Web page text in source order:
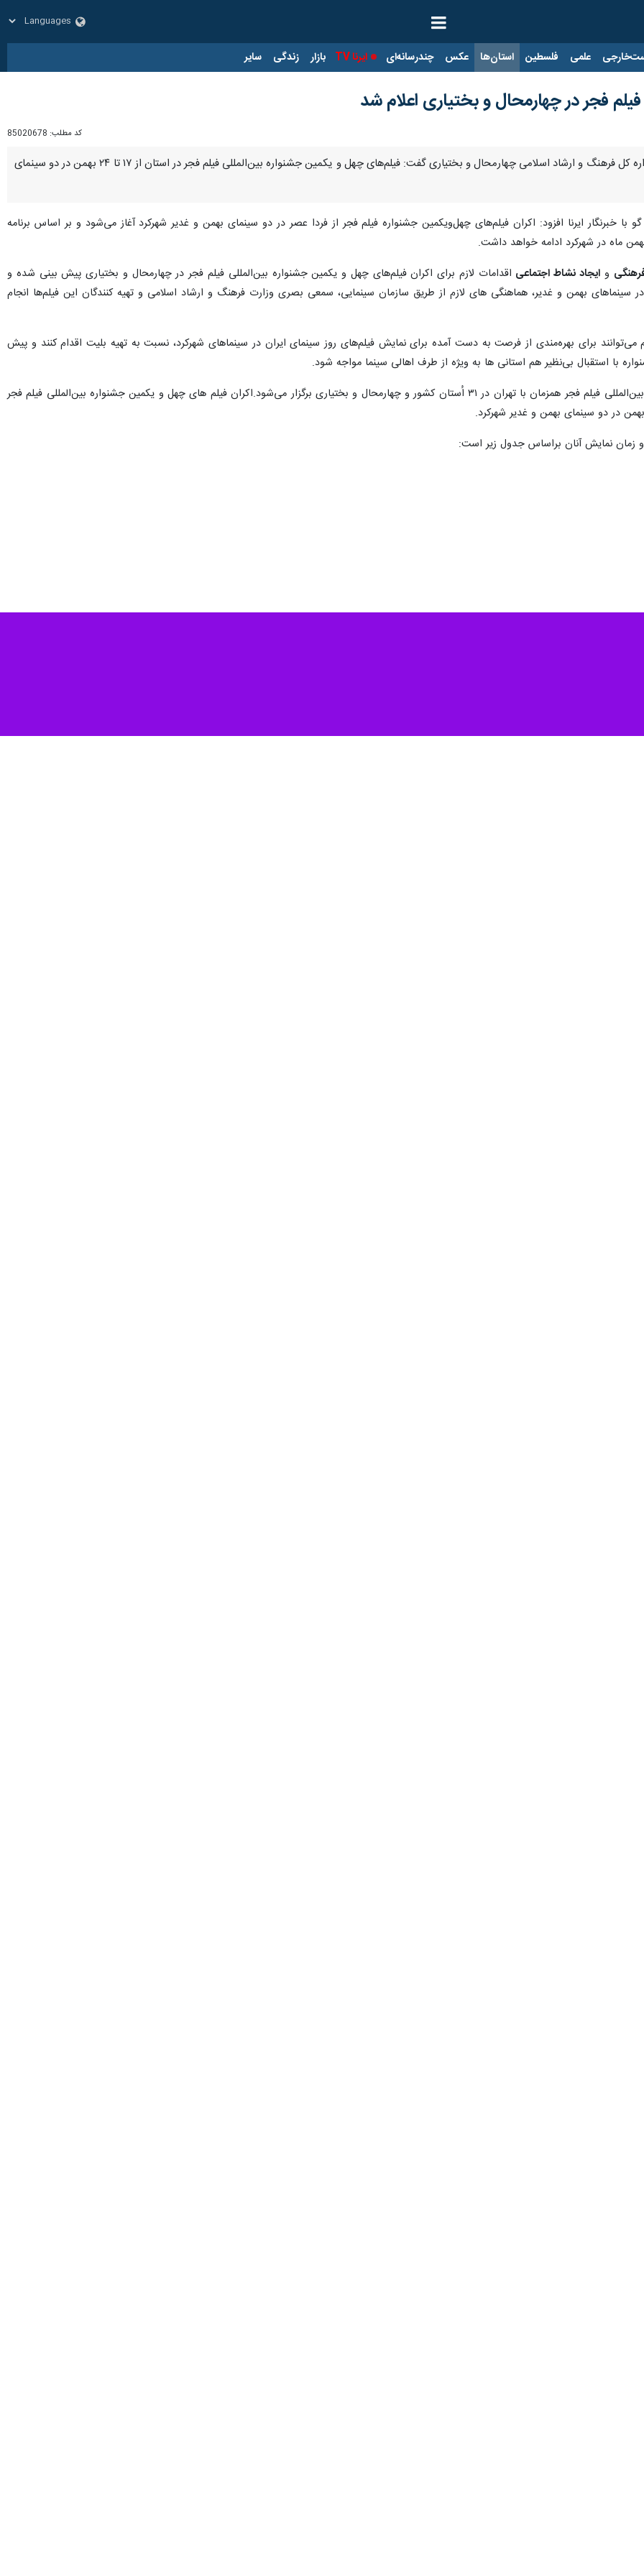
علمی فلسطین استان‌ها عکس چندرسانه‌ای ایرنا TV بازار زندگی سایر
فیلم فجر در چهارمحال و بختیاری اعلام شد
کد مطلب: 85020678
شهرکرد-ایرنا-معاون هنری سینمایی اداره کل فرهنگ و ارشاد اسلامی چهارمحال و بختیاری گفت: فیلم‌های چهل و یکمین جشنواره بین‌المللی فیلم فجر در استان از ۱۷ تا ۲۴ بهمن در دو سینمای
با خبرنگار ایرنا افزود: اکران فیلم‌های چهل‌ویکمین جشنواره فیلم فجر از فردا عصر در دو سینمای بهمن و غدیر شهرکرد آغاز می‌شود و بر اساس برنامه
و ایجاد نشاط اجتماعی اقدامات لازم برای اکران فیلم‌های چهل و یکمین جشنواره بین‌المللی فیلم فجر در چهارمحال و بختیاری پیش بینی شده و
بهمن و غدیر، هماهنگی های لازم از طریق سازمان سینمایی، سمعی بصری وزارت فرهنگ و ارشاد اسلامی و تهیه کنندگان این فیلم‌ها انجام
می‌توانند برای بهره‌مندی از فرصت به دست آمده برای نمایش فیلم‌های روز سینمای ایران در سینماهای شهرکرد، نسبت به تهیه بلیت اقدام کنند و پیش
با استقبال بی‌نظیر هم استانی ها به ویژه از طرف اهالی سینما مواجه شود.
به گزارش ایرنا، چهل و یکمین جشنواره بین‌المللی فیلم فجر همزمان با تهران در ۳۱ اُستان کشور و چهارمحال و بختیاری برگزار می‌شود.اکران فیلم های چهل و یکمین جشنواره بین‌المللی فیلم فجر
و زمان نمایش آنان براساس جدول زیر است: